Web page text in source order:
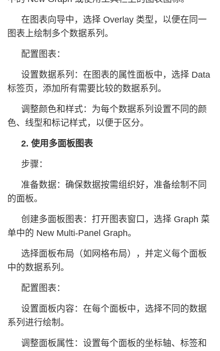
在图表向导中，选择 Overlay 类型，以便在同一
图表上绘制多个数据系列。
配置图表：
设置数据系列：在图表的属性面板中，选择 Data
标签页，添加所有需要比较的数据系列。
调整颜色和样式：为每个数据系列设置不同的颜
色、线型和标记样式，以便于区分。
2. 使用多面板图表
步骤：
准备数据：确保数据按需组织好，准备绘制不同
的面板。
创建多面板图表：打开图表窗口，选择 Graph 菜
单中的 New Multi-Panel Graph。
选择面板布局（如网格布局），并定义每个面板
中的数据系列。
配置图表：
设置面板内容：在每个面板中，选择不同的数据
系列进行绘制。
调整面板属性：设置每个面板的坐标轴、标签和